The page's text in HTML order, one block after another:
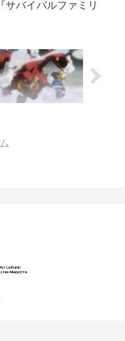
サバイバルファミリ